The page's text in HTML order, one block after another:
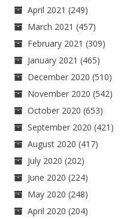
April 2021 (249)
March 2021 (457)
February 2021 (309)
January 2021 (465)
December 2020 (510)
November 2020 (542)
October 2020 (653)
September 2020 (421)
August 2020 (417)
July 2020 (202)
June 2020 (224)
May 2020 (248)
April 2020 (204)